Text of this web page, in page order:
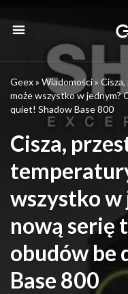
Geex» Wiadomości»
może wszystko w jednym?
quiet! Shadow Base 800
Cisza,
wszystko
nową serię
obudów be
Base 800